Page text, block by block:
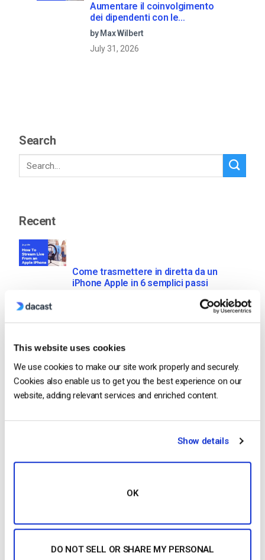
This website uses cookies
We use cookies to make our site work properly and securely.
Cookies also enable us to get you the best experience on our
website, adding relevant services and enriched content.
Show details
OK
DO NOT SELL OR SHARE MY PERSONAL
Aumentare il coinvolgimento
dei dipendenti con le
comunicazioni aziendali in live
streaming
by Max Wilbert
July 31, 2026
Search
Recent
Come trasmettere in diretta da un
iPhone Apple in 6 semplici passi
OTT Full Form – Il presente e il futuro dei
media in streaming
by Jon Whitehead
aziendali in live streaming